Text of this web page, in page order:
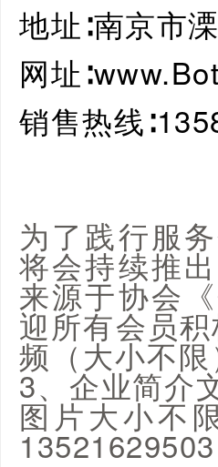
地址∶南京市
网址
销售热线
为了践行服
将会持续推
来源于协会
迎所有会员
频（大小不
3、企业简介
图片大小不